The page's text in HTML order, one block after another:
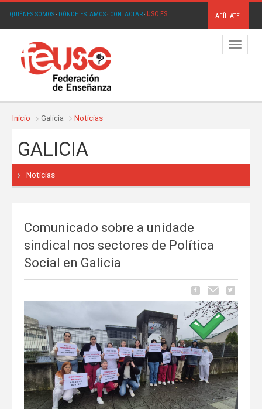
QUIÉNES SOMOS· DÓNDE ESTAMOS· CONTACTAR· USO.ES AFÍLIATE
Menú
Inicio Galicia Noticias
GALICIA
Noticias
Comunicado sobre a unidade
sindical nos sectores de Política
Social en Galicia